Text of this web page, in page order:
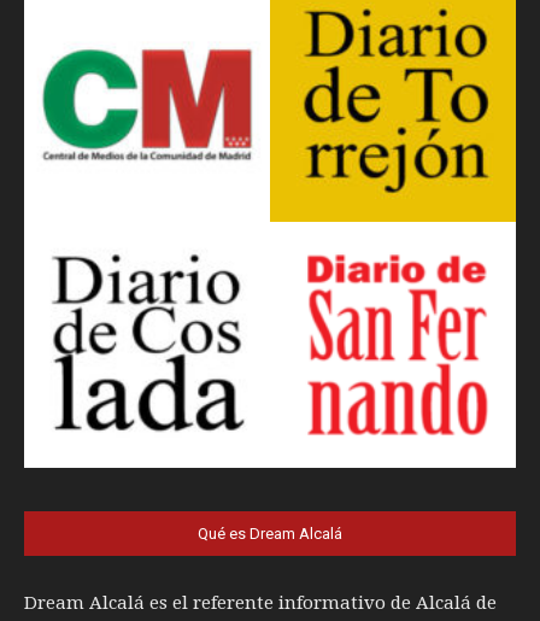
Qué es Dream Alcalá
Dream Alcalá es el referente informativo de Alcalá de